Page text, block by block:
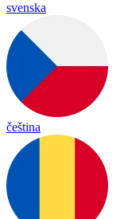
svenska
čeština